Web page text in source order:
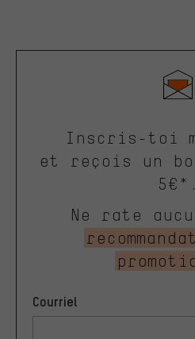
Inscris-toi
et reçois un
5€*.
Ne rate
Courriel